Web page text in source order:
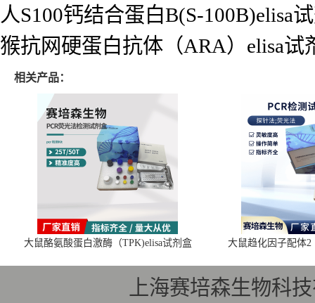
人S100钙结合蛋白B(S-100B)elisa
猴抗网硬蛋白抗体（ARA）elisa试
相关产品：
大鼠酪氨酸蛋白激酶（TPK)elisa试剂盒 大鼠趋化因子配体2
上海赛培森生物科